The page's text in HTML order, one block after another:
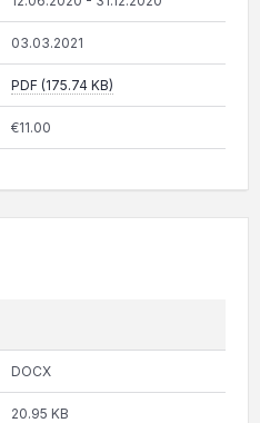
03.03.2021
PDF (175.74 KB)
€11.00
DOCX
20.95 KB